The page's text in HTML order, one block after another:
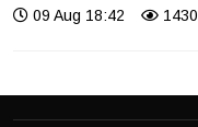
09 Aug 18:42